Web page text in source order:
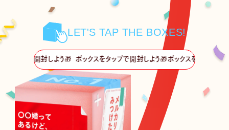
LET'S TAP THE BOXES!
ボ
ボックスをタップで開封しよう🎁ボックスをタップで開封しよう🎁
50
50 50 75
75 75 100
100 100